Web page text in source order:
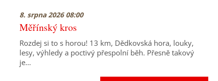
8. srpna 2026 08:00
Měřínský kros
Rozdej si to s horou! 13 km, Dědkovská hora, louky,
lesy, výhledy a poctivý přespolní běh. Přesně takový
je…